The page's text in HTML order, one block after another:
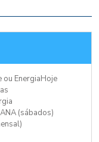
ou EnergiaHoje
(sábados)